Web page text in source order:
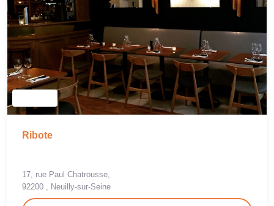
Ribote
17, rue Paul Chatrousse,
92200 , Neuilly-sur-Seine